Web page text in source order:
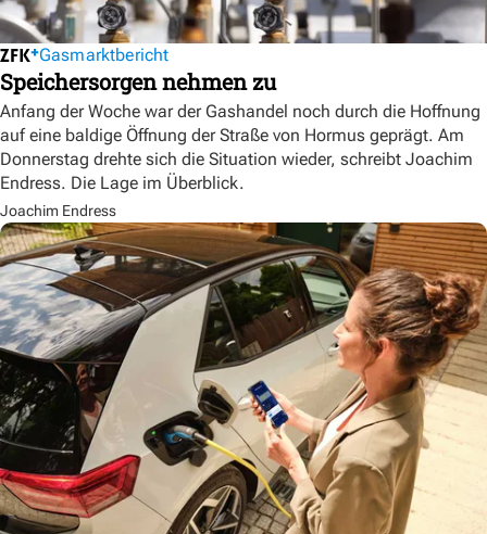
Gasmarktbericht
Speichersorgen nehmen zu
Anfang der Woche war der Gashandel noch durch die Hoffnung
auf eine baldige Öffnung der Straße von Hormus geprägt. Am
Donnerstag drehte sich die Situation wieder, schreibt Joachim
Endress. Die Lage im Überblick.
Joachim Endress